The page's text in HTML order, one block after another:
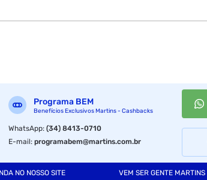
Programa BEM
Benefícios Exclusivos Martins - Cashbacks
WhatsApp:(34) 8413-0710
E-mail:programabem@martins.com.br
NO NOSSO SITE VEM SER GENTE MARTINS